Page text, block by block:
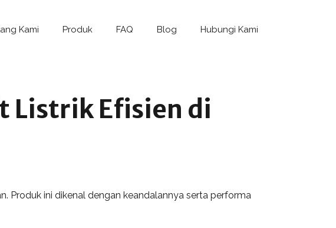
Kami Produk FAQ Blog Hubungi Kami
Listrik Efisien di
Produk ini dikenal dengan keandalannya serta performa